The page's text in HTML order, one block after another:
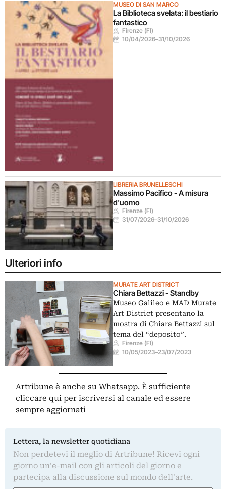
MUSEO DI SAN MARCO
La Biblioteca svelata: il bestiario
fantastico
Firenze (FI)
10/04/2026–31/10/2026
LIBRERIA BRUNELLESCHI
Massimo Pacifico - A misura
d'uomo
Firenze (FI)
31/07/2026–31/10/2026
Ulteriori info
MURATE ART DISTRICT
Chiara Bettazzi - Standby
Museo Galileo e MAD Murate
Art District presentano la
mostra di Chiara Bettazzi sul
tema del “deposito”.
Firenze (FI)
10/05/2023–23/07/2023
Artribune è anche su Whatsapp. È sufficiente
cliccare qui per iscriversi al canale ed essere
sempre aggiornati
Lettera, la newsletter quotidiana
Non perdetevi il meglio di Artribune! Ricevi ogni
giorno un'e-mail con gli articoli del giorno e
partecipa alla discussione sul mondo dell'arte.